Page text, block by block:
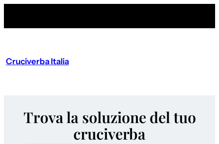
Cruciverba Italia
Trova la soluzione del tuo
cruciverba